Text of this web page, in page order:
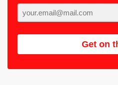
Get on